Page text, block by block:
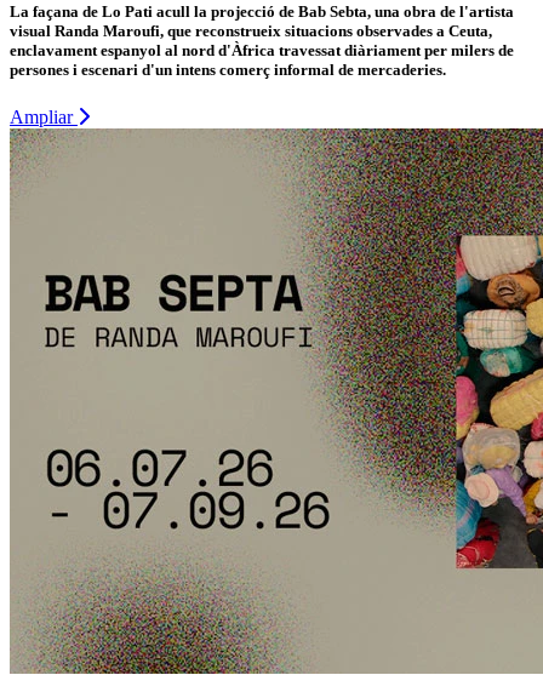
La façana de Lo Pati acull la projecció de Bab Sebta, una obra de l'artista
visual Randa Maroufi, que reconstrueix situacions observades a Ceuta,
enclavament espanyol al nord d'Àfrica travessat diàriament per milers de
persones i escenari d'un intens comerç informal de mercaderies.
Ampliar